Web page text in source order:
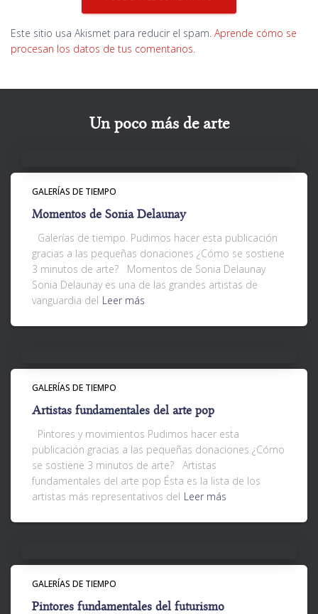
Este sitio usa Akismet para reducir el spam. Aprende cómo se
procesan los datos de tus comentarios.
Un poco más de arte
GALERÍAS DE TIEMPO
Momentos de Sonia Delaunay
Galerías de tiempo. Pudimos hacer esta publicación
gracias a las pequeñas donaciones ¿Cómo se sostiene
3 minutos de arte? Momentos de Sonia Delaunay
Sonia Delaunay es una de las grandes artistas de
vanguardia del Leer más
GALERÍAS DE TIEMPO
Artistas fundamentales del arte pop
Pintores y movimientos Pudimos hacer esta
publicación gracias a las pequeñas donaciones ¿Cómo
se sostiene 3 minutos de arte? Artistas
fundamentales del arte pop Ésta es la lista de los
artistas más representativos del Leer más
GALERÍAS DE TIEMPO
Pintores fundamentales del futurismo